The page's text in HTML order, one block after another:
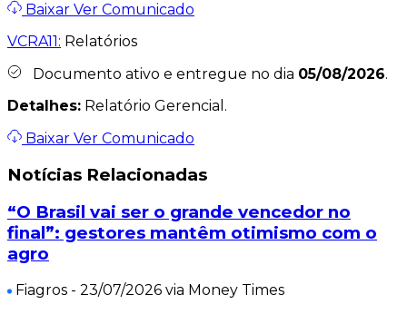
Baixar Ver Comunicado
VCRA11: Relatórios
Documento ativo e entregue no dia 05/08/2026.
Detalhes: Relatório Gerencial.
Baixar Ver Comunicado
Notícias Relacionadas
“O Brasil vai ser o grande vencedor no
final”: gestores mantêm otimismo com o
agro
Fiagros - 23/07/2026 via Money Times